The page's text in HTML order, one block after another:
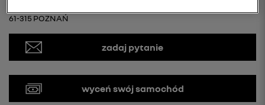
61-315 POZNAŃ
zadaj pytanie
wyceń swój samochód